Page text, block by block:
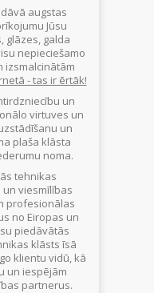
augstas
Jūsu
glāzes, galda
nepieciešamo
izsmalcinātām
- tas ir ērtāk!
un
virtuves un
un
plaša klāsta
noma.
tehnikas
viesmīlības
profesionālas
no Eiropas un
piedāvātās
klāsts īsā
klientu vidū, kā
un iespējām
partnerus.